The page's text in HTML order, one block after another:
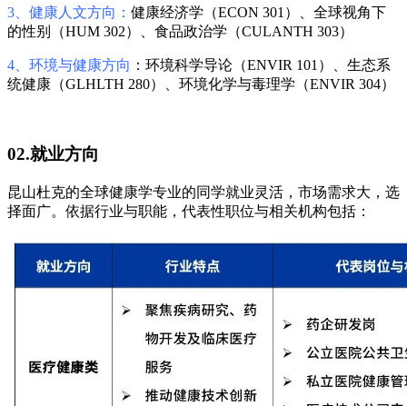
3、健康人文方向： 健康经济学（ECON 301）、全球视角下
的性别（HUM 302）、食品政治学（CULANTH 303）
4、环境与健康方向 ：环境科学导论（ENVIR 101）、生态系
统健康（GLHLTH 280）、环境化学与毒理学（ENVIR 304）
02.就业方向
昆山杜克的全球健康学专业的同学就业灵活，市场需求大，选
择面广。依据行业与职能，代表性职位与相关机构包括：